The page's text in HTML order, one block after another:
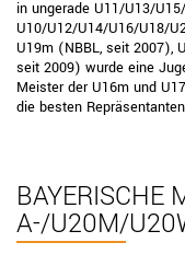
in ungerade U11/U13/
U10/U12/U14/U16/U18/
U19m (NBBL, seit 2007),
seit 2009) wurde eine
Meister der U16m und
die besten
BAYERISCHE
A-/U20M/
Sonderteilnahme-
Trainer
Schiedsrichter
Rechtskammer